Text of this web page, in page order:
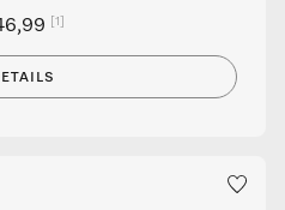
[1]